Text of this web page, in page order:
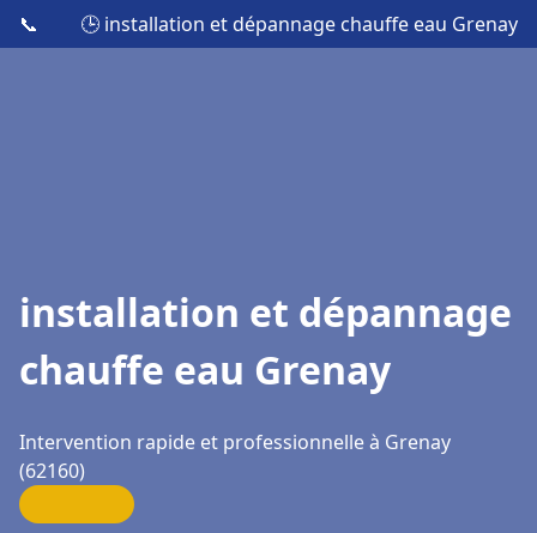
📞 🕒 installation et dépannage chauffe eau Grenay
installation et dépannage
chauffe eau Grenay
Intervention rapide et professionnelle à Grenay
(62160)